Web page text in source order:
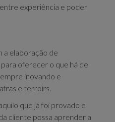
experiência e poder
a elaboração de
oferecer o que há de
inovando e
e terroirs.
que já foi provado e
cliente possa aprender a